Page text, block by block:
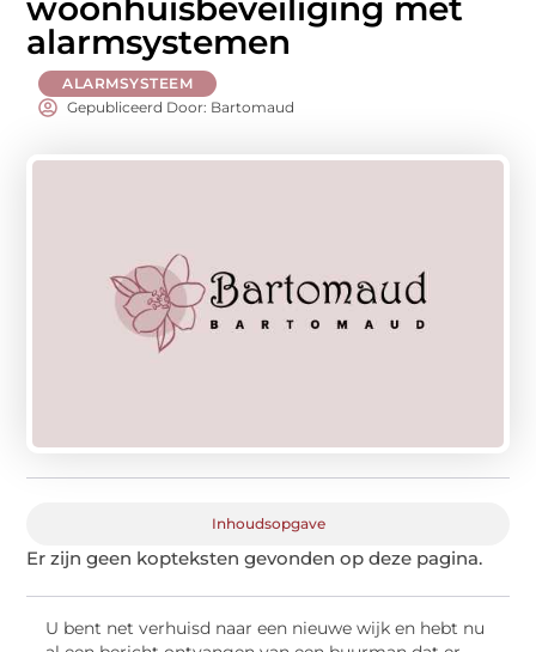
woonhuisbeveiliging met
alarmsystemen
ALARMSYSTEEM
Gepubliceerd Door: Bartomaud
Inhoudsopgave
Er zijn geen kopteksten gevonden op deze pagina.
U bent net verhuisd naar een nieuwe wijk en hebt nu